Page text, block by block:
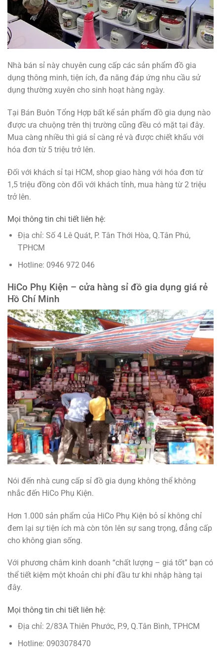
Nhà bán sỉ này chuyên cung cấp các sản phẩm đồ gia
dụng thông minh, tiện ích, đa năng đáp ứng nhu cầu sử
dụng thường xuyên cho sinh hoạt hàng ngày.
Tại Bán Buôn Tổng Hợp bất kể sản phẩm đồ gia dụng nào
được ưa chuộng trên thị trường cũng đều có mặt tại đây.
Mua càng nhiều thì giá sỉ càng rẻ và được chiết khấu với
hóa đơn từ 5 triệu trở lên.
Đối với khách sỉ tại HCM, shop giao hàng với hóa đơn từ
1,5 triệu đồng còn đối với khách tỉnh, mua hàng từ 2 triệu
trở lên.
Mọi thông tin chi tiết liên hệ:
Địa chỉ: Số 4 Lê Quát, P. Tân Thới Hòa, Q.Tân Phú,
TPHCM
Hotline: 0946 972 046
HiCo Phụ Kiện – cửa hàng sỉ đồ gia dụng giá rẻ
Hồ Chí Minh
Nói đến nhà cung cấp sỉ đồ gia dụng không thể không
nhắc đến HiCo Phụ Kiện.
Hơn 1.000 sản phẩm của HiCo Phụ Kiện bỏ sỉ không chỉ
đem lại sự tiện ích mà còn tôn lên sự sang trọng, đẳng cấp
cho không gian sống.
Với phương châm kinh doanh “chất lượng – giá tốt” bạn có
thể tiết kiệm một khoản chi phí đầu tư khi nhập hàng tại
đây.
Mọi thông tin chi tiết liên hệ:
Địa chỉ: 2/83A Thiên Phước, P.9, Q.Tân Bình, TPHCM
Hotline: 0903078470